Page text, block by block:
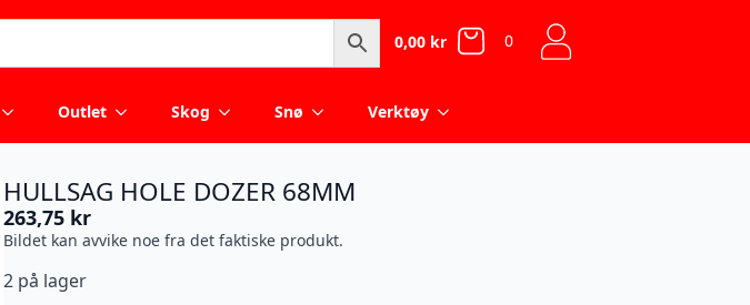
0,00 kr 0
Outlet Skog Snø Verktøy
HULLSAG HOLE DOZER 68MM
263,75 kr
Bildet kan avvike noe fra det faktiske produkt.
2 på lager